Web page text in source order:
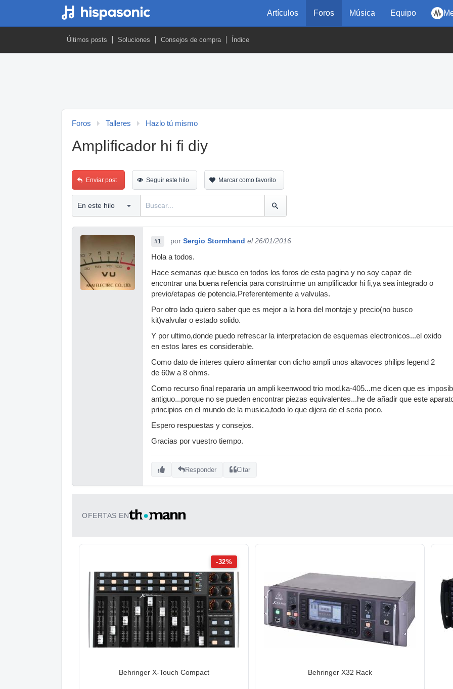
Artículos Foros Música Equipo
Últimos posts Soluciones Consejos de compra Índice
Foros Talleres Hazlo tú mismo
Amplificador hi fi diy
Enviar post Seguir este hilo Marcar como favorito
#1 por Sergio Stormhand el 26/01/2016
Hola a todos.
Hace semanas que busco en todos los foros de esta pagina y no soy capaz de
encontrar una buena refencia para construirme un amplificador hi fi,ya sea integrado o
previo/etapas de potencia.Preferentemente a valvulas.
Por otro lado quiero saber que es mejor a la hora del montaje y precio(no busco
kit)valvular o estado solido.
Y por ultimo,donde puedo refrescar la interpretacion de esquemas electronicos...el oxido
en estos lares es considerable.
Como dato de interes quiero alimentar con dicho ampli unos altavoces philips legend 2
de 60w a 8 ohms.
Como recurso final repararia un ampli keenwood trio mod.ka-405...me dicen que es
antiguo...porque no se pueden encontrar piezas equivalentes...he de añadir que este
principios en el mundo de la musica,todo lo que dijera de el seria poco.
Espero respuestas y consejos.
Gracias por vuestro tiempo.
Responder Citar
OFERTAS EN
-32%
Behringer X-Touch Compact Behringer X32 Rack